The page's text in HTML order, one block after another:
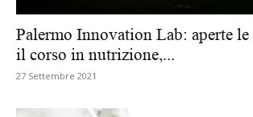
Palermo Innovation Lab: aperte
il corso in nutrizione,...
27 Settembre 2021